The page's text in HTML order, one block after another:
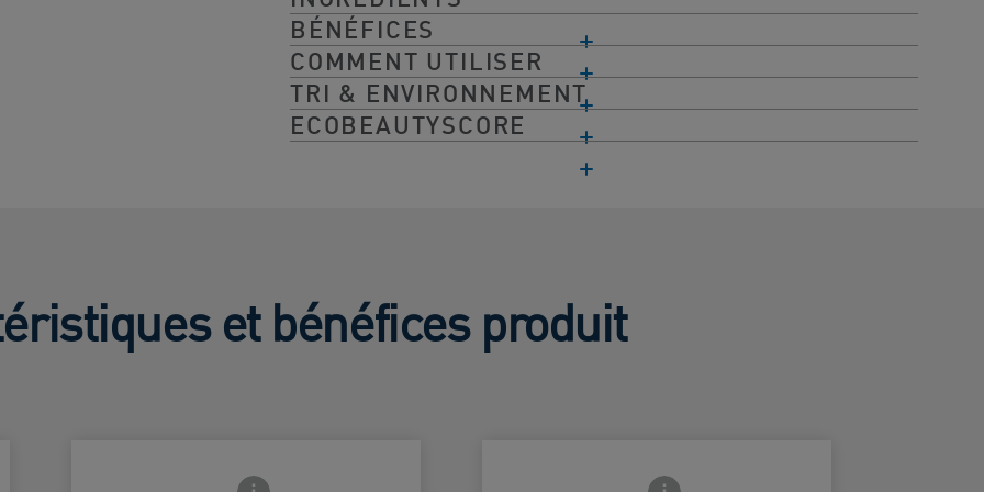
BÉNÉFICES
COMMENT UTILISER
TRI & ENVIRONNEMENT
ECOBEAUTYSCORE
et bénéfices produit
Frontside Info icon Frontside Info icon